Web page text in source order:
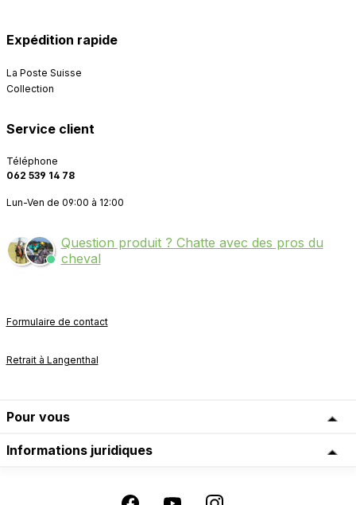
Expédition rapide
La Poste Suisse
Collection
Service client
Téléphone
062 539 14 78
Lun-Ven de 09:00 à 12:00
Question produit ? Chatte avec des pros du
cheval
Formulaire de contact
Retrait à Langenthal
Pour vous
Informations juridiques